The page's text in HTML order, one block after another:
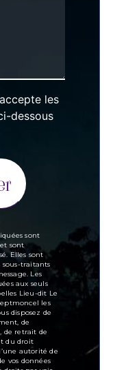
les
dessous
sont
sont
Elles sont
sous-traitants
Les
aux seuls
Lieu-dit Le
les
disposez de
de
de retrait de
du droit
autorité de
vos données